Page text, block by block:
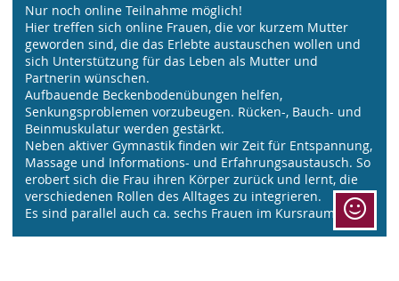
Nur noch online Teilnahme möglich!
Hier treffen sich online Frauen, die vor kurzem Mutter
geworden sind, die das Erlebte austauschen wollen und
sich Unterstützung für das Leben als Mutter und
Partnerin wünschen.
Aufbauende Beckenbodenübungen helfen,
Senkungsproblemen vorzubeugen. Rücken-, Bauch- und
Beinmuskulatur werden gestärkt.
Neben aktiver Gymnastik finden wir Zeit für Entspannung,
Massage und Informations- und Erfahrungsaustausch. So
erobert sich die Frau ihren Körper zurück und lernt, die
verschiedenen Rollen des Alltages zu integrieren.
Es sind parallel auch ca. sechs Frauen im Kursraum.